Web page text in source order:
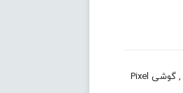
,
گوشی Pixel